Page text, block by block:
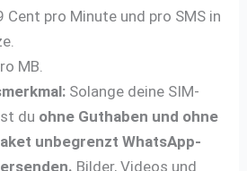
Cent pro Minute und pro SMS in
MB.
Solange deine SIM-
du ohne Guthaben und ohne
unbegrenzt WhatsApp-
Bilder, Videos und